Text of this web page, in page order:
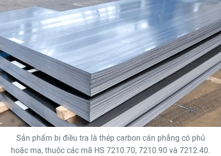
Sản phẩm bị điều tra là thép carbon cán phẳng có phủ
hoặc mạ, thuộc các mã HS 7210.70, 7210.90 và 7212.40.